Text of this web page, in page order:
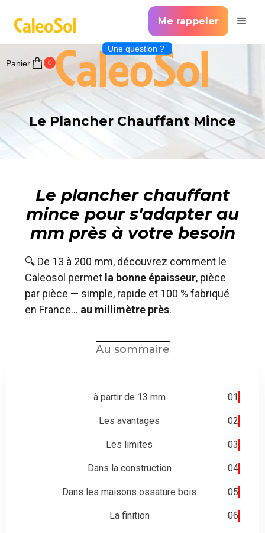
Me rappeler
Panier 0
Une question ?
CaleoSol
Le Plancher Chauffant Mince
Le plancher chauffant
mince pour s'adapter au
mm près à votre besoin
🔍 De 13 à 200 mm, découvrez comment le
Caleosol permet la bonne épaisseur, pièce
par pièce — simple, rapide et 100 % fabriqué
en France… au millimètre près.
Au sommaire
à partir de 13 mm 01
Les avantages 02
Les limites 03
Dans la construction 04
Dans les maisons ossature bois 05
La finition 06